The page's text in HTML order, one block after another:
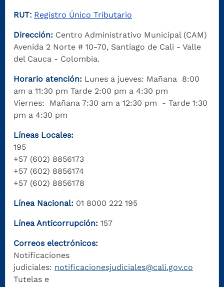
RUT: Registro Único Tributario
Dirección: Centro Administrativo Municipal (CAM)
Avenida 2 Norte # 10-70, Santiago de Cali - Valle
del Cauca - Colombia.
Horario atención: Lunes a jueves: Mañana 8:00
am a 11:30 pm Tarde 2:00 pm a 4:30 pm
Viernes: Mañana 7:30 am a 12:30 pm - Tarde 1:30
pm a 4:30 pm
Líneas Locales:
195
+57 (602) 8856173
+57 (602) 8856174
+57 (602) 8856178
Línea Nacional: 01 8000 222 195
Línea Anticorrupción: 157
Correos electrónicos:
Notificaciones
judiciales: notificacionesjudiciales@cali.gov.co
Tutelas e